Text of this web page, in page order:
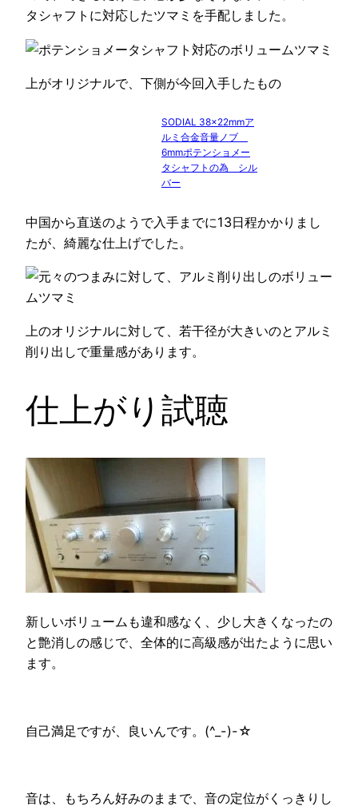
タシャフトに対応したツマミを手配しました。
上がオリジナルで、下側が今回入手したもの
SODIAL 38x22mmア
ルミ合金音量ノブ
6mmポテンショメー
タシャフトの為 シル
バー
中国から直送のようで入手までに13日程かかりまし
たが、綺麗な仕上げでした。
上のオリジナルに対して、若干径が大きいのとアルミ
削り出しで重量感があります。
仕上がり試聴
新しいボリュームも違和感なく、少し大きくなったの
と艶消しの感じで、全体的に高級感が出たように思い
ます。
自己満足ですが、良いんです。(^_-)-☆
音は、もちろん好みのままで、音の定位がくっきりし